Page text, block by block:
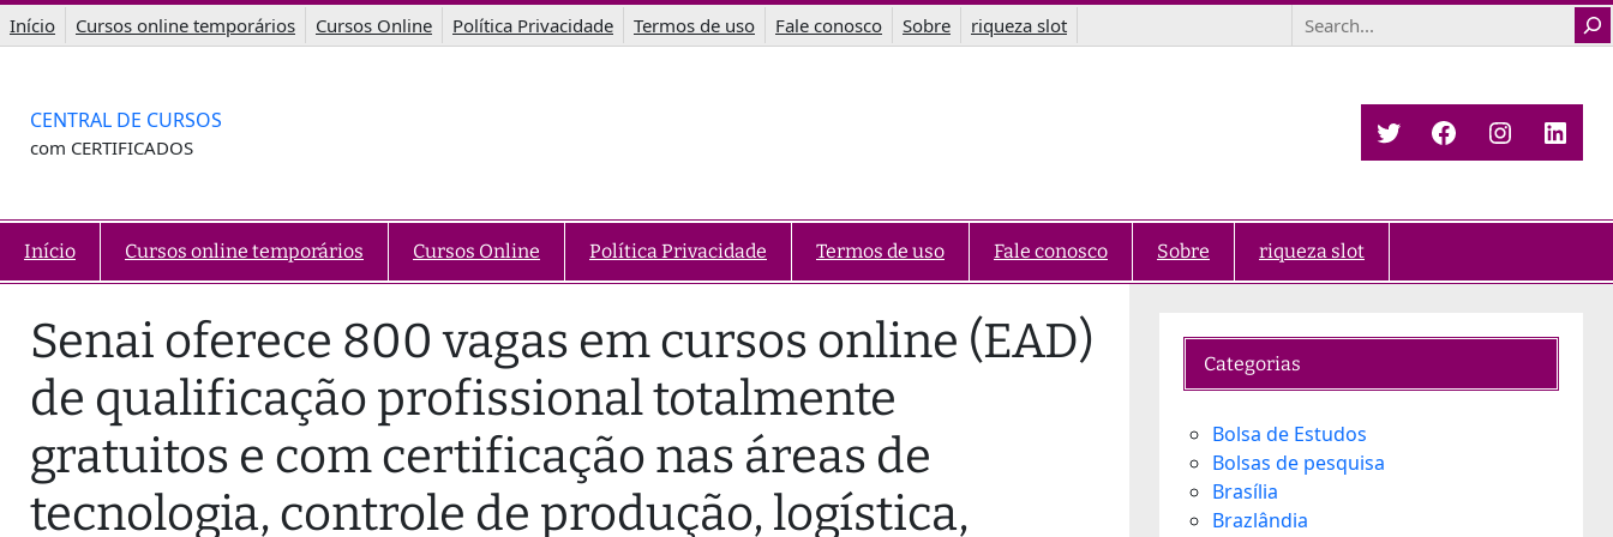
Saltar
para
Início Cursos online temporários Cursos Online Política Privacidade Termos de uso Fale conosco Sobre riqueza slot Search
CENTRAL DE CURSOS
com CERTIFICADOS TwitterFacebook
Início Cursos online temporários Cursos Online Política Privacidade Termos de uso Fale conosco Sobre riqueza slot
Senai oferece 800 vagas em cursos online (EAD)
de qualificação profissional totalmente
gratuitos e com certificação nas áreas de
tecnologia, controle de produção, logística,
Categorias
Bolsa de Estudos
Bolsas de pesquisa
Brasília
Brazlândia